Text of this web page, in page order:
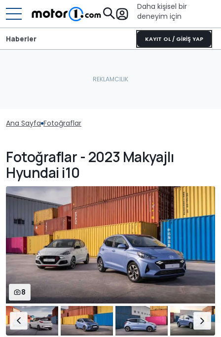
Daha kişisel bir
deneyim için
KAYIT OL / GİRİŞ YAP
Haberler
Ana Sayfa Fotoğraflar
Fotoğraflar - 2023 Makyajlı
Hyundai i10
8